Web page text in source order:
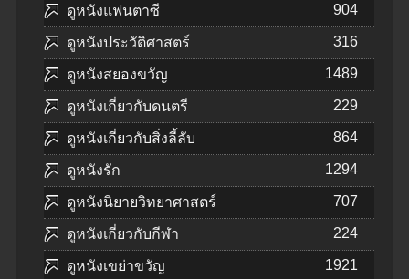
ดูหนังแฟนตาซี 904
ดูหนังประวัติศาสตร์ 316
ดูหนังสยองขวัญ 1489
ดูหนังเกี่ยวกับดนตรี 229
ดูหนังเกี่ยวกับสิ่งลี้ลับ 864
ดูหนังรัก 1294
ดูหนังนิยายวิทยาศาสตร์ 707
ดูหนังเกี่ยวกับกีฬา 224
ดูหนังเขย่าขวัญ 1921